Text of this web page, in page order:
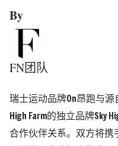
By
FN团队
瑞士运动品牌On昂跑与
High Farm的独立品牌Sky
合作伙伴关系。双方将携